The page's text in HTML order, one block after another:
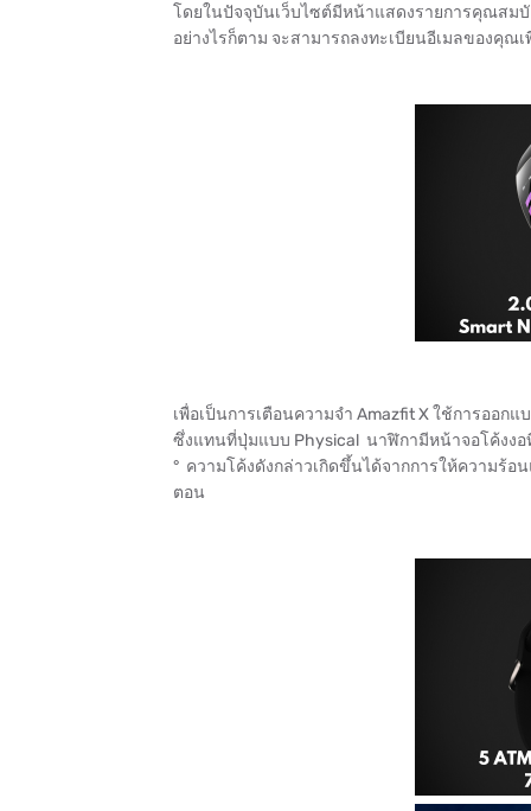
โดยในปัจจุบันเว็บไซต์มีหน้าแสดงรายการคุณสม
อย่างไรก็ตาม จะสามารถลงทะเบียนอีเมลของคุณ
เพื่อเป็นการเตือนความจำ Amazfit X ใช้การออ
ซึ่งแทนที่ปุ่มแบบ Physical นาฬิกามีหน้าจอโค้งง
° ความโค้งดังกล่าวเกิดขึ้นได้จากการให้ความร้
ตอน